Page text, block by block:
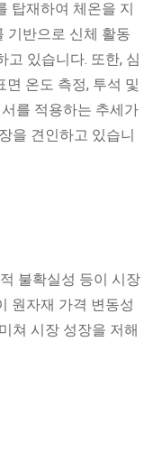
탑재하여 체온을 지
기반으로 신체 활동
고 있습니다. 또한, 심
면 온도 측정, 투석 및
를 적용하는 추세가
을 견인하고 있습니
불확실성 등이 시장
원자재 가격 변동성
쳐 시장 성장을 저해